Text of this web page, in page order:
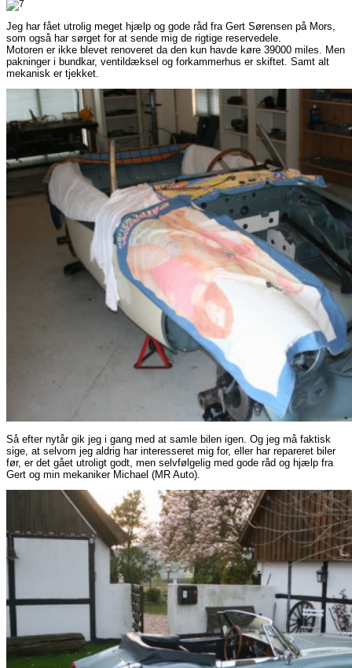
Jeg har fået utrolig meget hjælp og gode råd fra Gert Sørensen på Mors,
som også har sørget for at sende mig de rigtige reservedele.
Motoren er ikke blevet renoveret da den kun havde køre 39000 miles. Men
pakninger i bundkar, ventildæksel og forkammerhus er skiftet. Samt alt
mekanisk er tjekket.
Så efter nytår gik jeg i gang med at samle bilen igen. Og jeg må faktisk
sige, at selvom jeg aldrig har interesseret mig for, eller har repareret biler
før, er det gået utroligt godt, men selvfølgelig med gode råd og hjælp fra
Gert og min mekaniker Michael (MR Auto).